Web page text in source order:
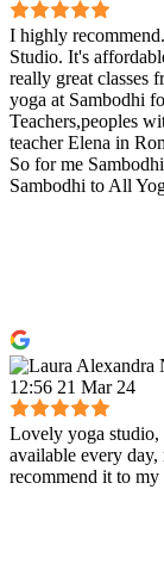
I highly
Studio. It's
really great classes
yoga at Sambodhi
Teachers,peoples
teacher Elena in
So for me
Sambodhi to All
12:56 21 Mar 24
Lovely yoga studio,
available every
recommend it to my